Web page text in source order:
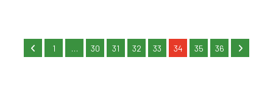
1 … 30 31 32 33 34 35 36